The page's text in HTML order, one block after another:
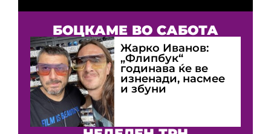
БОЦКАМЕ ВО САБОТА
Жарко Иванов:
„Флипбук“
годинава ќе ве
изненади, насмее
и збуни